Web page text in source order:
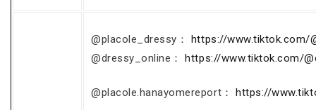
@placole_dressy： https://www.tiktok.com/
@dressy_online：https://www.tiktok.com/
@placole.hanayomereport： https://